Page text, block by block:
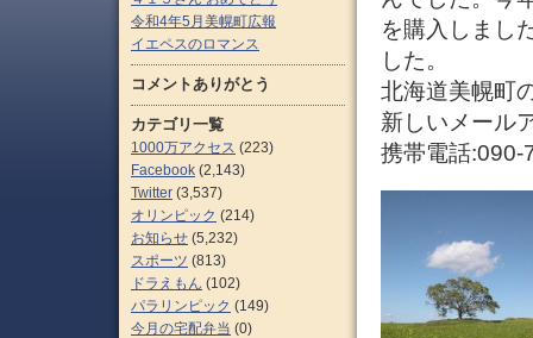
を購入しまし
した。
北海道美幌町
新しいメール
携帯電話:090-
令和4年5月美幌町広報
イエペスのロマンス
コメントありがとう
カテゴリ一覧
1000万アクセス (223)
Facebook (2,143)
Twitter (3,537)
オリンピック (214)
お知らせ (5,232)
スポーツ (813)
ドラえもん (102)
パラリンピック (149)
今月の宅配弁当 (0)